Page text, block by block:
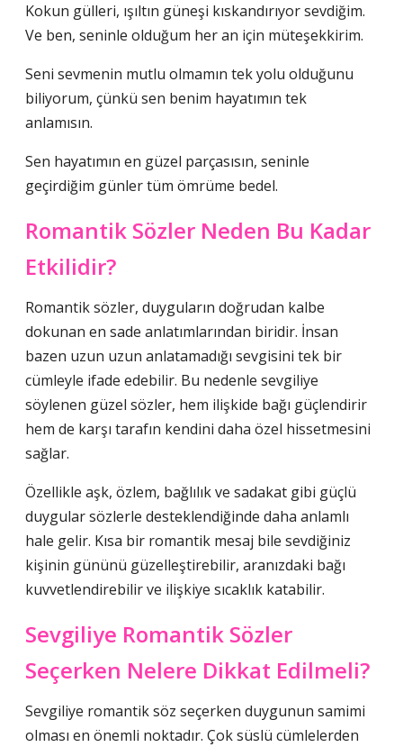
Kokun gülleri, ışıltın güneşi kıskandırıyor sevdiğim.
Ve ben, seninle olduğum her an için müteşekkirim.
Seni sevmenin mutlu olmamın tek yolu olduğunu
biliyorum, çünkü sen benim hayatımın tek
anlamısın.
Sen hayatımın en güzel parçasısın, seninle
geçirdiğim günler tüm ömrüme bedel.
Romantik Sözler Neden Bu Kadar
Etkilidir?
Romantik sözler, duyguların doğrudan kalbe
dokunan en sade anlatımlarından biridir. İnsan
bazen uzun uzun anlatamadığı sevgisini tek bir
cümleyle ifade edebilir. Bu nedenle sevgiliye
söylenen güzel sözler, hem ilişkide bağı güçlendirir
hem de karşı tarafın kendini daha özel hissetmesini
sağlar.
Özellikle aşk, özlem, bağlılık ve sadakat gibi güçlü
duygular sözlerle desteklendiğinde daha anlamlı
hale gelir. Kısa bir romantik mesaj bile sevdiğiniz
kişinin gününü güzelleştirebilir, aranızdaki bağı
kuvvetlendirebilir ve ilişkiye sıcaklık katabilir.
Sevgiliye Romantik Sözler
Seçerken Nelere Dikkat Edilmeli?
Sevgiliye romantik söz seçerken duygunun samimi
olması en önemli noktadır. Çok süslü cümlelerden